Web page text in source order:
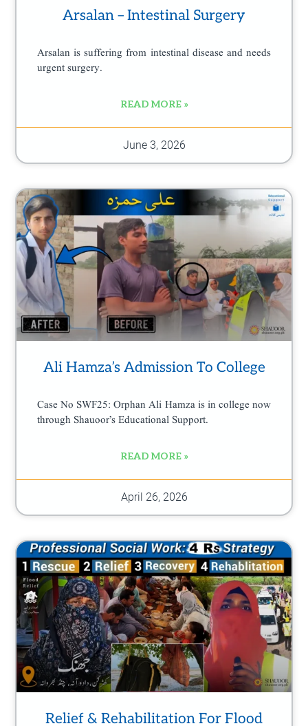
Arsalan – Intestinal Surgery
Arsalan is suffering from intestinal disease and needs
urgent surgery.
READ MORE »
June 3, 2026
Ali Hamza’s Admission To College
Case No SWF25: Orphan Ali Hamza is in college now
through Shauoor’s Educational Support.
READ MORE »
April 26, 2026
Relief & Rehabilitation For Flood